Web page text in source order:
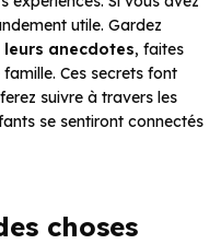
utile. Gardez
anecdotes, faites
Ces secrets font
suivre à travers les
se sentiront connectés
choses